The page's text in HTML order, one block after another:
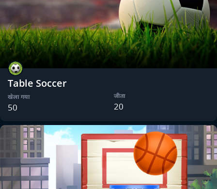
Table Soccer
खेला गया
50
जीता
20